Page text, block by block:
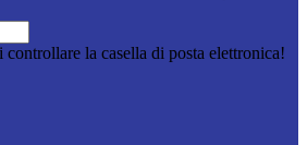
la casella di posta elettronica!